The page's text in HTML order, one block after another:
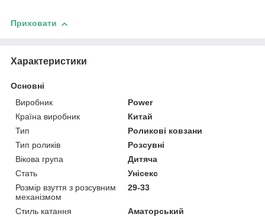
Приховати
Характеристики
Основні
Виробник
Power
Країна виробник
Китай
Тип
Роликові ковзани
Тип роликів
Розсувні
Вікова група
Дитяча
Стать
Унісекс
Розмір взуття з розсувним
механізмом
29-33
Стиль катання
Аматорський